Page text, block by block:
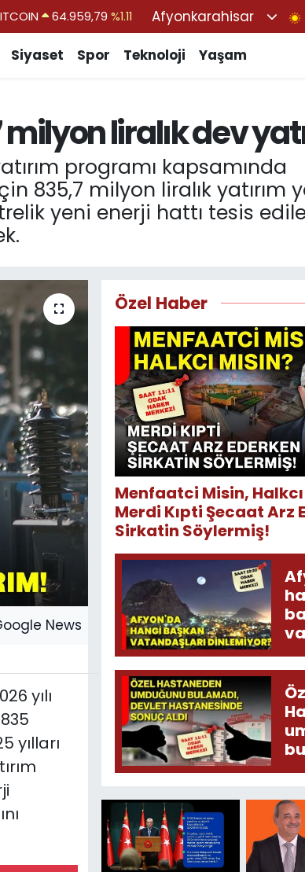
DOLAR 47,7436%0.18
BİST100
13.779%-14
BITCOIN
64.959,79
Afyonkarahisar
Siyaset Spor Teknoloji Yaşam
liralık dev
programı kapsamında
835,7 milyon liralık yatırım
yeni enerji hattı tesis
yılı
yılları
Özel Haber
Menfaatci Misin, Halkcı
Merdi Kıpti Şecaat Arz
Sirkatin Söylermiş!